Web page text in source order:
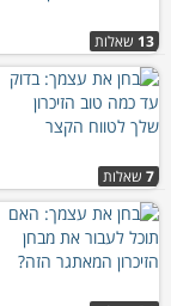
13 שאלות
7 שאלות